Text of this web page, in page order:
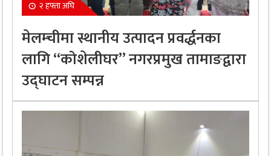
२ हफ्ता अघि
मेलम्चीमा स्थानीय उत्पादन प्रवर्द्धनका
लागि “कोशेलीघर” नगरप्रमुख तामाङद्वारा
उद्घाटन सम्पन्न